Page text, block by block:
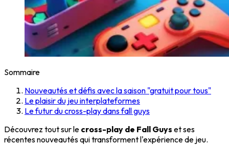
Sommaire
Nouveautés et défis avec la saison "gratuit pour tous"
Le plaisir du jeu interplateformes
Le futur du cross-play dans fall guys
Découvrez tout sur le cross-play de Fall Guys et ses
récentes nouveautés qui transforment l'expérience de jeu.